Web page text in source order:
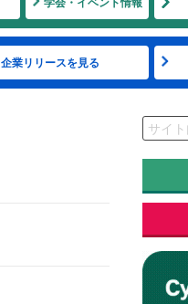
企業リリースを見る